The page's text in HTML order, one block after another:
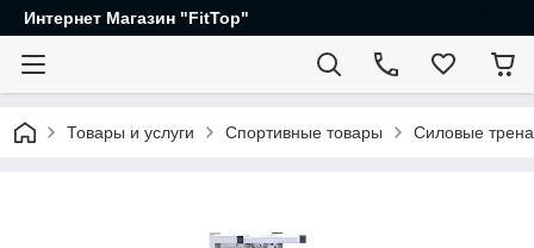
Интернет Магазин "FitTop"
Товары и услуги Спортивные товары Силовые